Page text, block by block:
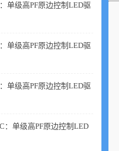
单级高PF原边控制LED驱
单级高PF原边控制LED驱
单级高PF原边控制LED驱
：单级高PF原边控制LED